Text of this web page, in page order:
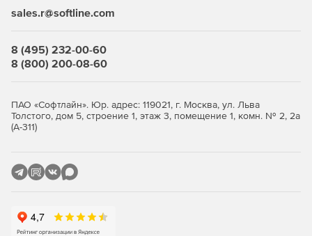
sales.r@softline.com
8 (495) 232-00-60
8 (800) 200-08-60
ПАО «Софтлайн». Юр. адрес: 119021, г. Москва, ул. Льва
Толстого, дом 5, строение 1, этаж 3, помещение 1, комн. № 2, 2а
(А-311)